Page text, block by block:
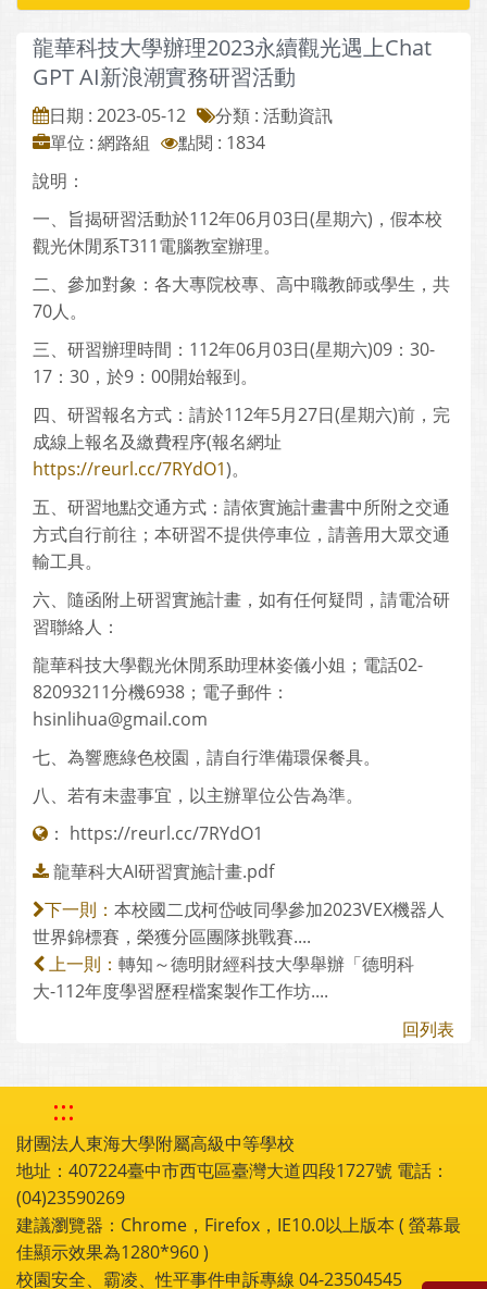
龍華科技大學辦理2023永續觀光遇上Chat
GPT AI新浪潮實務研習活動
日期 : 2023-05-12
分類 : 活動資訊
單位 : 網路組
點閱 : 1834
說明：
一、旨揭研習活動於112年06月03日(星期六)，假本校
觀光休閒系T311電腦教室辦理。
二、參加對象：各大專院校專、高中職教師或學生，共
70人。
三、研習辦理時間：112年06月03日(星期六)09：30-
17：30，於9：00開始報到。
四、研習報名方式：請於112年5月27日(星期六)前，完
成線上報名及繳費程序(報名網址
https://reurl.cc/7RYdO1)。
五、研習地點交通方式：請依實施計畫書中所附之交通
方式自行前往；本研習不提供停車位，請善用大眾交通
輸工具。
六、隨函附上研習實施計畫，如有任何疑問，請電洽研
習聯絡人：
龍華科技大學觀光休閒系助理林姿儀小姐；電話02-
82093211分機6938；電子郵件：
hsinlihua@gmail.com
七、為響應綠色校園，請自行準備環保餐具。
八、若有未盡事宜，以主辦單位公告為準。
： https://reurl.cc/7RYdO1
龍華科大AI研習實施計畫.pdf
下一則： 本校國二戊柯岱岐同學參加2023VEX機器人
世界錦標賽，榮獲分區團隊挑戰賽....
上一則： 轉知～德明財經科技大學舉辦「德明科
大-112年度學習歷程檔案製作工作坊....
回列表
:::
財團法人東海大學附屬高級中等學校
地址：407224臺中市西屯區臺灣大道四段1727號 電話：
(04)23590269
建議瀏覽器：Chrome，Firefox，IE10.0以上版本 ( 螢幕最
佳顯示效果為1280*960 )
校園安全、霸凌、性平事件申訴專線 04-23504545